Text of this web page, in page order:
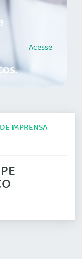
Acesse
IMPRENSA